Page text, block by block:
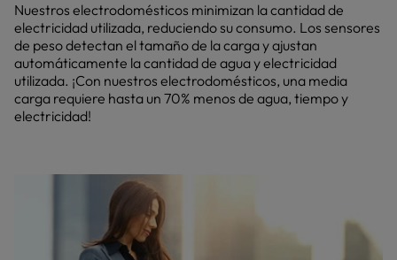
Nuestros electrodomésticos minimizan la cantidad de
electricidad utilizada, reduciendo su consumo. Los sensores
de peso detectan el tamaño de la carga y ajustan
automáticamente la cantidad de agua y electricidad
utilizada. ¡Con nuestros electrodomésticos, una media
carga requiere hasta un 70% menos de agua, tiempo y
electricidad!